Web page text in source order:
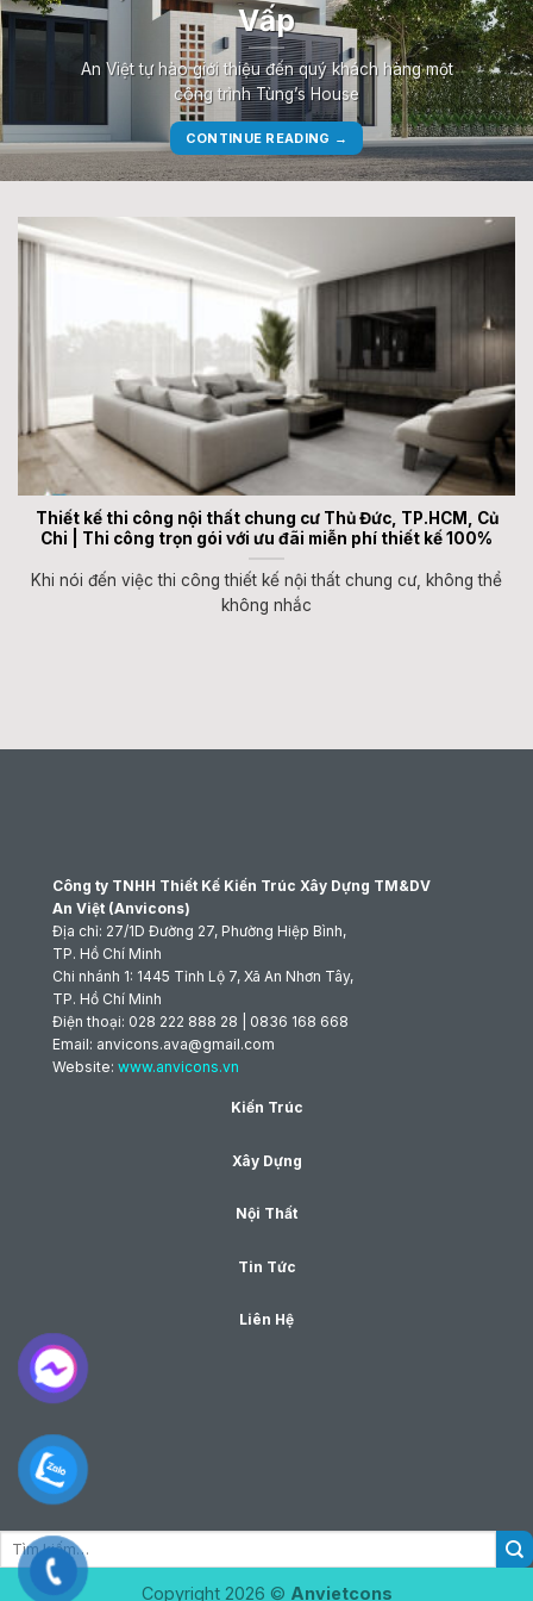
Vấp
An Việt tự hào giới thiệu đến quý khách hàng một
công trình Tùng’s House
CONTINUE READING →
Thiết kế thi công nội thất chung cư Thủ Đức, TP.HCM, Củ
Chi | Thi công trọn gói với ưu đãi miễn phí thiết kế 100%
Khi nói đến việc thi công thiết kế nội thất chung cư, không thể
không nhắc
Công ty TNHH Thiết Kế Kiến Trúc Xây Dựng TM&DV
An Việt (Anvicons)
Địa chỉ: 27/1D Đường 27, Phường Hiệp Bình,
TP. Hồ Chí Minh
Chi nhánh 1: 1445 Tỉnh Lộ 7, Xã An Nhơn Tây,
TP. Hồ Chí Minh
Điện thoại: 028 222 888 28 | 0836 168 668
Email: anvicons.ava@gmail.com
Website: www.anvicons.vn
Kiến Trúc
Xây Dựng
Nội Thất
Tin Tức
Liên Hệ
Copyright 2026 © Anvietcons